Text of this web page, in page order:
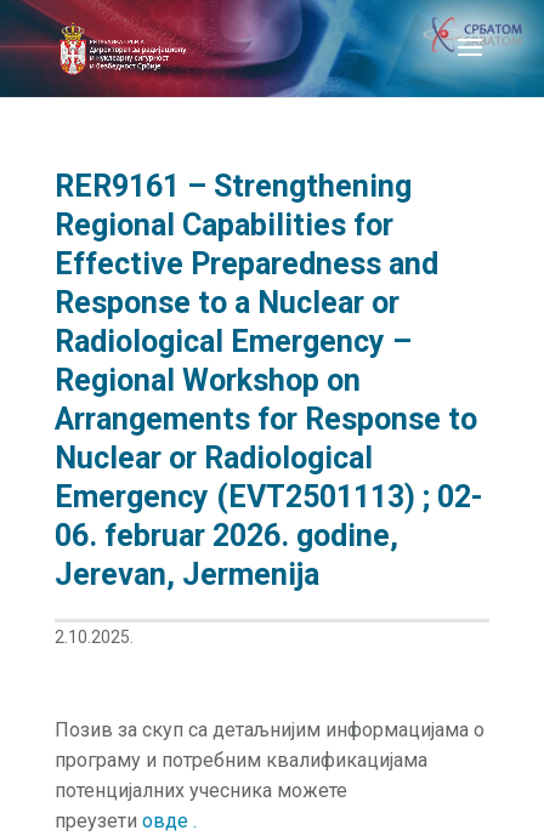
RER9161 – Strengthening
Regional Capabilities for
Effective Preparedness and
Response to a Nuclear or
Radiological Emergency –
Regional Workshop on
Arrangements for Response to
Nuclear or Radiological
Emergency (EVT2501113) ; 02-
06. februar 2026. godine,
Jerevan, Jermenija
2.10.2025.
Позив за скуп са детаљнијим информацијама о
програму и потребним квалификацијама
потенцијалних учесника можете
преузети овде .